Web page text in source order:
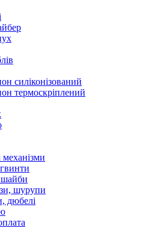
силіконізований
термоскріплений
шурупи
дюбелі